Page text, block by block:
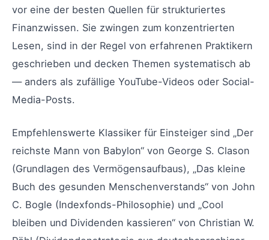
vor eine der besten Quellen für strukturiertes
Finanzwissen. Sie zwingen zum konzentrierten
Lesen, sind in der Regel von erfahrenen Praktikern
geschrieben und decken Themen systematisch ab
— anders als zufällige YouTube-Videos oder Social-
Media-Posts.
Empfehlenswerte Klassiker für Einsteiger sind „Der
reichste Mann von Babylon“ von George S. Clason
(Grundlagen des Vermögensaufbaus), „Das kleine
Buch des gesunden Menschenverstands“ von John
C. Bogle (Indexfonds-Philosophie) und „Cool
bleiben und Dividenden kassieren“ von Christian W.